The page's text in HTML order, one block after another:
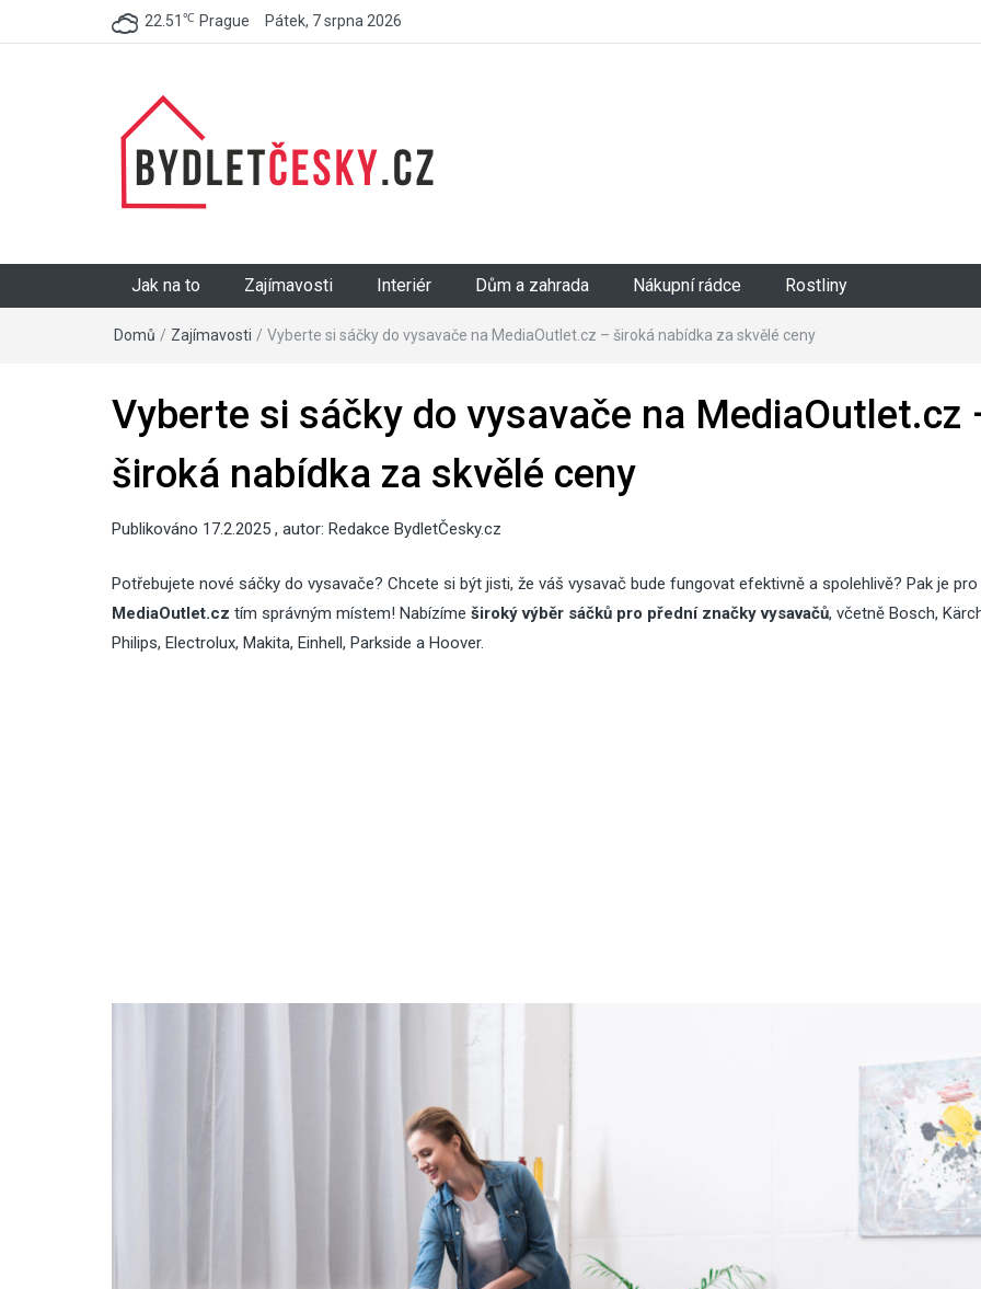
22.51 ℃ Prague Pátek, 7 srpna 2026
Jak na to Zajímavosti Interiér Dům a zahrada Nákupní rádce Rostliny
Domů / Zajímavosti / Vyberte si sáčky do vysavače na MediaOutlet.cz – široká nabídka za skvělé ceny
Vyberte si sáčky do vysavače na MediaOutlet.cz
široká nabídka za skvělé ceny
Publikováno 17.2.2025 , autor: Redakce BydletČesky.cz
Potřebujete nové sáčky do vysavače? Chcete si být jisti, že váš vysavač bude fungovat efektivně a spolehlivě? Pak je pro
MediaOutlet.cz tím správným místem! Nabízíme široký výběr sáčků pro přední značky vysavačů, včetně Bosch,
Philips, Electrolux, Makita, Einhell, Parkside a Hoover.